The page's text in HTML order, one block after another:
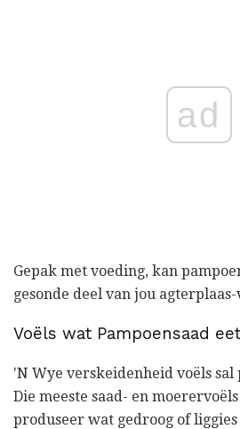
ad
Gepak met voeding, kan
gesonde deel van jou
Voëls wat Pampoensaad eet
'N Wye verskeidenheid voëls
Die meeste saad- en
produseer wat gedroog of liggies